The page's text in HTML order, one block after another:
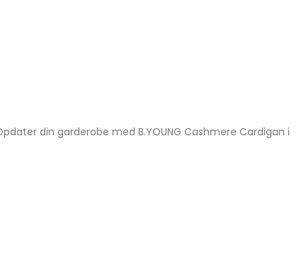
din garderobe med B.YOUNG Cashmere Cardigan i